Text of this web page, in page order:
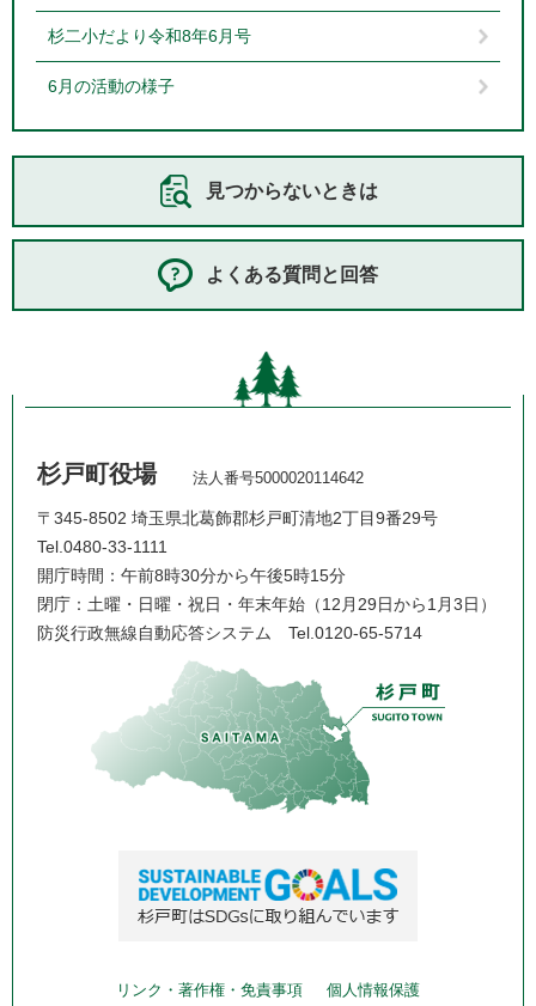
杉二小だより令和8年6月号
6月の活動の様子
見つからないときは
よくある質問と回答
杉戸町役場 法人番号5000020114642
〒345-8502 埼玉県北葛飾郡杉戸町清地2丁目9番29号
Tel.0480-33-1111
開庁時間：午前8時30分から午後5時15分
閉庁：土曜・日曜・祝日・年末年始（12月29日から1月3日）
防災行政無線自動応答システム Tel.0120-65-5714
リンク・著作権・免責事項 個人情報保護